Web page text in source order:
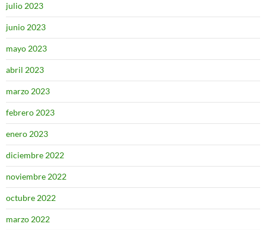
julio 2023
junio 2023
mayo 2023
abril 2023
marzo 2023
febrero 2023
enero 2023
diciembre 2022
noviembre 2022
octubre 2022
marzo 2022